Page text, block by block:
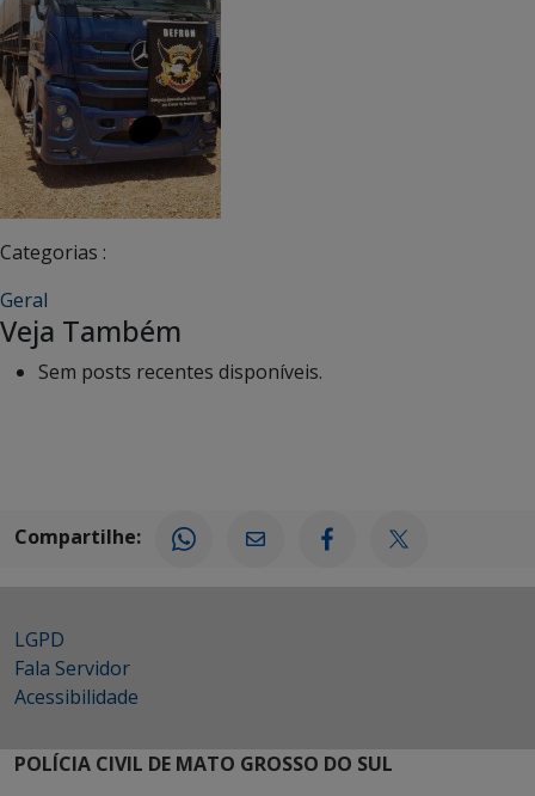
Categorias :
Geral
Veja Também
Sem posts recentes disponíveis.
Compartilhe:
LGPD
Fala Servidor
Acessibilidade
POLÍCIA CIVIL DE MATO GROSSO DO SUL